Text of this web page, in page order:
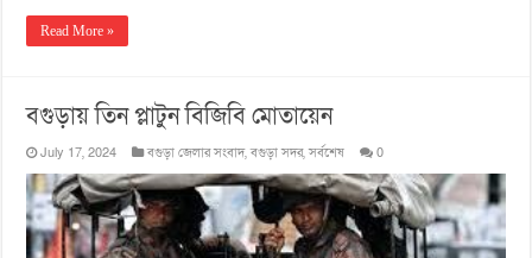
Read More »
বগুড়ায় তিন প্লাটুন বিজিবি মোতায়েন
July 17, 2024 বগুড়া জেলার সংবাদ,বগুড়া সদর,সর্বশেষ 0